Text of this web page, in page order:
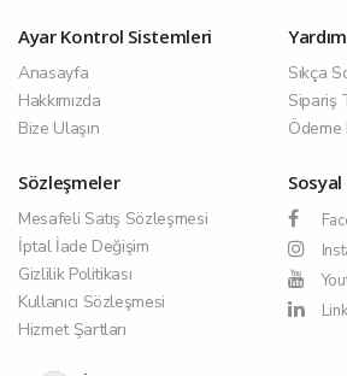
Ayar Kontrol Sistemleri
Anasayfa
Hakkımızda
Bize Ulaşın
Yardım
Sıkça
Sipariş
Ödeme
Sözleşmeler
Mesafeli Satış Sözleşmesi
İptal İade Değişim
Gizlilik Politikası
Kullanıcı Sözleşmesi
Hizmet Şartları